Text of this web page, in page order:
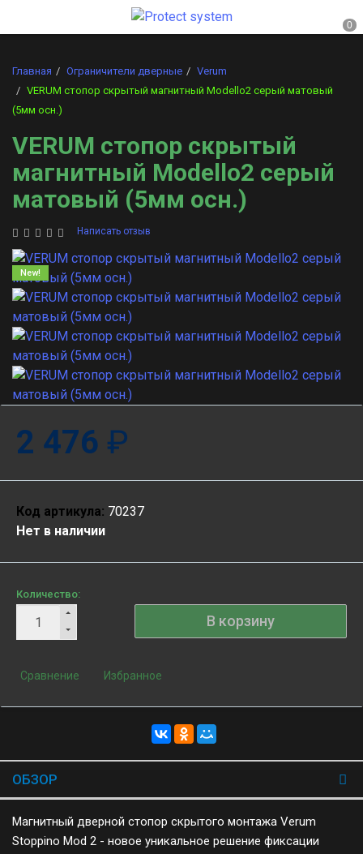
Главная Ограничители дверные
Verum
VERUM стопор скрытый магнитный Modello2 серый матовый
(5мм осн.)
VERUM стопор скрытый
магнитный Modello2 серый
матовый (5мм осн.)
Написать отзыв
New!
2 476 ₽
Код артикула: 70237
Нет в наличии
Количество:
Сравнение Избранное
ОБЗОР
Магнитный дверной стопор скрытого монтажа Verum
Stoppino Mod 2 - новое уникальное решение фиксации